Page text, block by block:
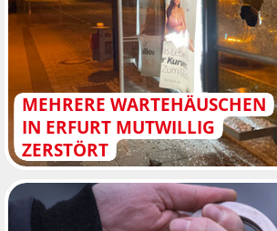
MEHRERE WARTEHÄUSCHEN
IN ERFURT MUTWILLIG
ZERSTÖRT